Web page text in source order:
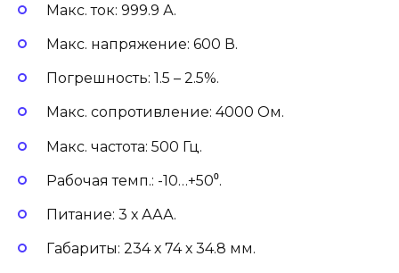
Макс. ток: 999.9 А.
Макс. напряжение: 600 В.
Погрешность: 1.5 – 2.5%.
Макс. сопротивление: 4000 Ом.
Макс. частота: 500 Гц.
Рабочая темп.: -10…+50⁰.
Питание: 3 х ААА.
Габариты: 234 х 74 х 34.8 мм.